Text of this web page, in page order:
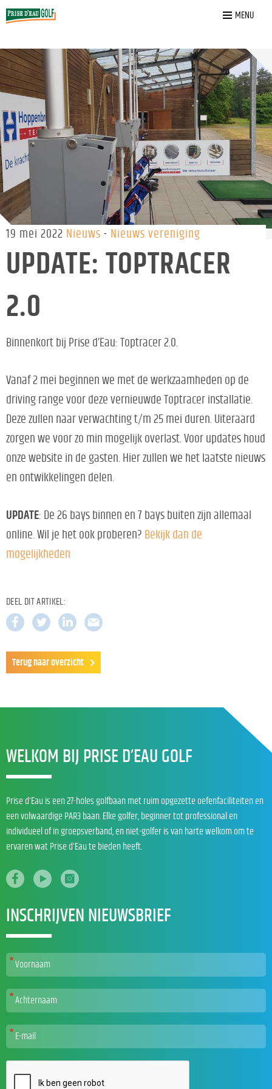
MENU
Home
19 mei 2022 Nieuws Nieuws vereniging
UPDATE: TOPTRACER
2.0
Binnenkort bij Prise d’Eau: Toptracer 2.0.
Vanaf 2 mei beginnen we met de werkzaamheden op de
driving range voor deze vernieuwde Toptracer installatie.
Deze zullen naar verwachting t/m 25 mei duren. Uiteraard
zorgen we voor zo min mogelijk overlast. Voor updates houd
onze website in de gasten. Hier zullen we het laatste nieuws
en ontwikkelingen delen.
UPDATE: De 26 bays binnen en 7 bays buiten zijn allemaal
online. Wil je het ook proberen? Bekijk dan de
mogelijkheden
DEEL DIT ARTIKEL:
Terug naar overzicht
WELKOM BIJ PRISE D’EAU GOLF
Prise d’Eau is een 27-holes golfbaan met ruim opgezette oefenfaciliteiten en
een volwaardige PAR3 baan. Elke golfer, beginner tot professional en
individueel of in groepsverband, en niet-golfer is van harte welkom om te
ervaren wat Prise d’Eau te bieden heeft.
INSCHRIJVEN NIEUWSBRIEF